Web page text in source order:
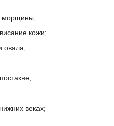
морщины;
кожи;
овала;
веках;